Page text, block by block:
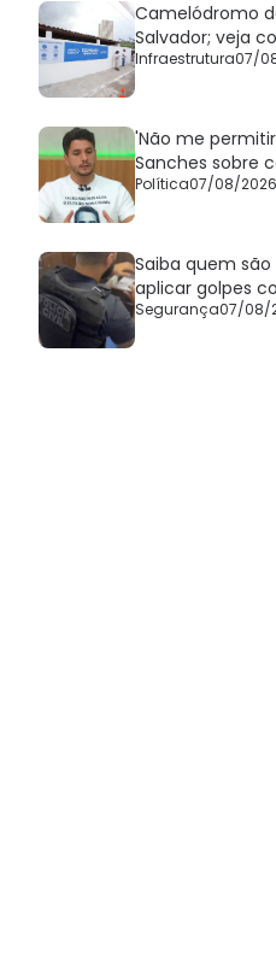
Camelódromo
Salvador; veja
Infraestrutura07/
'Não me
Sanches sobre
Política07/08/2026
Saiba quem
aplicar golpes
Segurança07/08/